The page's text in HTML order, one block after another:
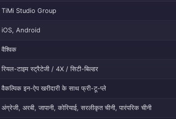
TiMi Studio Group
iOS, Android
वैश्विक
रियल-टाइम स्ट्रैटेजी / 4X / सिटी-बिल्डर
वैकल्पिक इन-ऐप खरीदारी के साथ फ्री-टू-प्ले
अंग्रेजी, अरबी, जापानी, कोरियाई, सरलीकृत चीनी, पारंपरिक चीनी